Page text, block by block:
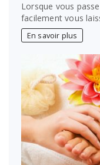
Lorsque vous
facilement vous
En savoir plus